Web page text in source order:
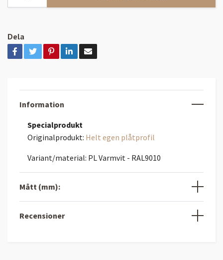
Dela
Information
Specialprodukt
Originalprodukt: Helt egen plåtprofil
Variant/material: PL Varmvit - RAL9010
Mått (mm):
Recensioner